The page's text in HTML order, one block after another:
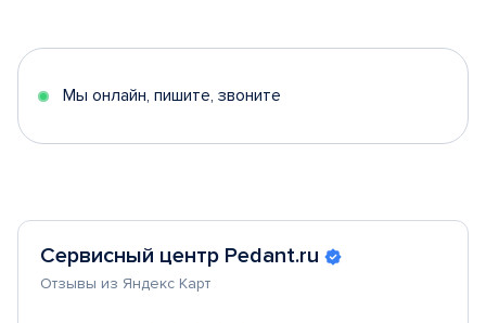
5
Мы онлайн, пишите, звоните
Сервисный центр Pedant.ru
Отзывы из Яндекс Карт